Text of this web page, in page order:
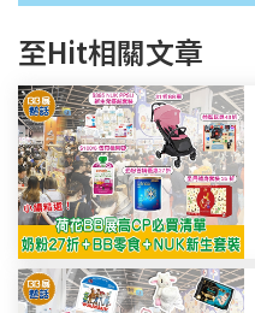
至Hit相關文章